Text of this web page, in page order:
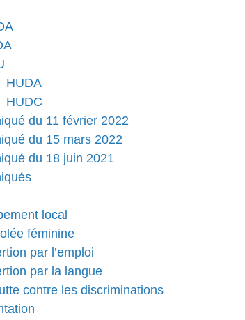
HUDA
HUDC
du 11 février 2022
du 15 mars 2022
du 18 juin 2021
local
féminine
par l’emploi
par la langue
contre les discriminations